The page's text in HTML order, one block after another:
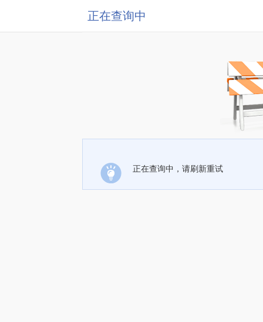
正在查询中
正在查询中，请刷新重试